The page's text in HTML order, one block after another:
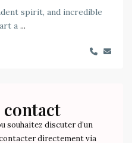
spirit, and incredible
a ...
souhaitez discuter d’un
directement via